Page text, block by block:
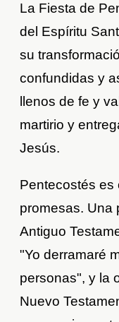
La Fiesta de
del Espíritu
su
confundidas y
llenos de fe y
martirio y
Jesús.
Pentecostés es
promesas. Una
Antiguo
"Yo derramaré
personas", y la
Nuevo